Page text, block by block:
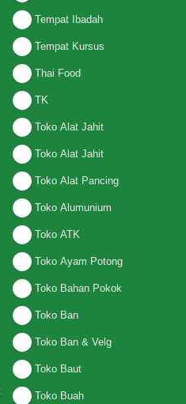
Tempat Ibadah
Tempat Kursus
Thai Food
TK
Toko Alat Jahit
Toko Alat Jahit
Toko Alat Pancing
Toko Alumunium
Toko ATK
Toko Ayam Potong
Toko Bahan Pokok
Toko Ban
Toko Ban & Velg
Toko Baut
Toko Buah